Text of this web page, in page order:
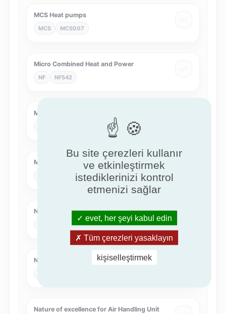
MCS Heat pumps
MCS MCS007
Micro Combined Heat and Power
NF NF542
Mobile liquid fuel heaters
Multi-energy
NF Air cleaners
NF536
NF Heat Pumps
Nature of excellence for Air Handling Unit
Bu site çerezleri kullanır
ve etkinleştirmek
istediklerinizi kontrol
etmenizi sağlar
evet, her şeyi kabul edin
Tüm çerezleri yasaklayın
kişiselleştirmek